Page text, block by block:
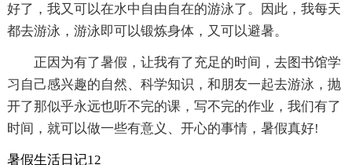
好了，我又可以在水中自由自在的游泳了。因此，我每天
都去游泳，游泳即可以锻炼身体，又可以避暑。
正因为有了暑假，让我有了充足的时间，去图书馆学
习自己感兴趣的自然、科学知识，和朋友一起去游泳，抛
开了那似乎永远也听不完的课，写不完的作业，我们有了
时间，就可以做一些有意义、开心的事情，暑假真好!
暑假生活日记12